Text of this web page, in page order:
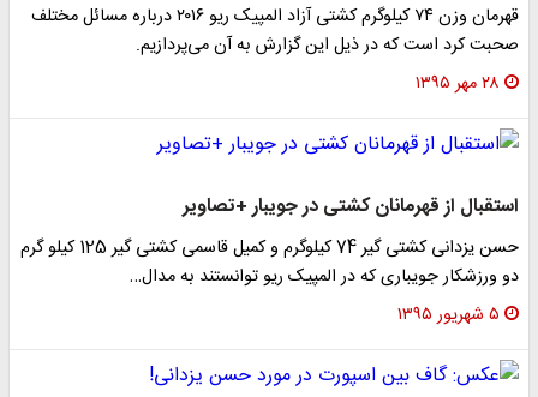
قهرمان وزن ۷۴ کیلوگرم کشتی آزاد المپیک ریو ۲۰۱۶ درباره مسائل مختلف
صحبت کرد است که در ذیل این گزارش به آن می‌پردازیم.
۲۸ مهر ۱۳۹۵
استقبال از قهرمانان کشتی در جویبار +تصاویر
حسن یزدانی کشتی گیر 74 کیلوگرم و کمیل قاسمی کشتی گیر 125 کیلو گرم
دو ورزشکار جویباری که در المپیک ریو توانستند به مدال…
۵ شهریور ۱۳۹۵